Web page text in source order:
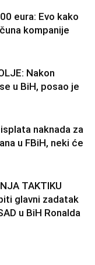
eura: Evo kako
kompanije
Nakon
u BiH, posao je
naknada za
u FBiH, neki će
TAKTIKU
glavni zadatak
u BiH Ronalda